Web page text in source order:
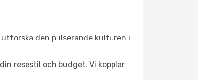
den pulserande kulturen i
resestil och budget. Vi kopplar